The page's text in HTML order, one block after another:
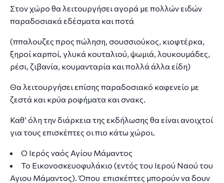
Στον χώρο θα λειτουργήσει αγορά με πολλών ειδών
παραδοσιακά εδέσματα και ποτά
(ππαλουζες προς πώληση, σουσσιούκος, κιοφτέρκα,
ξηροί καρποί, γλυκά κουταλιού, ψωμιά, λουκουμάδες,
ρέσι, ζιβανία, κουμανταρία και πολλά άλλα είδη)
Θα λειτουργήσει επίσης παραδοσιακό καφενείο με
ζεστά και κρύα ροφήματα και σνακς.
Καθ’ όλη την διάρκεια της εκδήλωσης θα είναι ανοιχτοί
για τους επισκέπτες οι πιο κάτω χώροι.
Ο Ιερός ναός Αγίου Μάμαντος
Το Εικονοσκευοφυλάκιο (εντός του Ιερού Ναού του
Αγιου Μάμαντος). Όπου επισκέπτες μπορούν να δουν